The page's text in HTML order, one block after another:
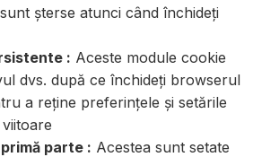
șterse atunci când închideți
: Aceste module cookie
dvs. după ce închideți browserul
a reține preferințele și setările
parte : Acestea sunt setate